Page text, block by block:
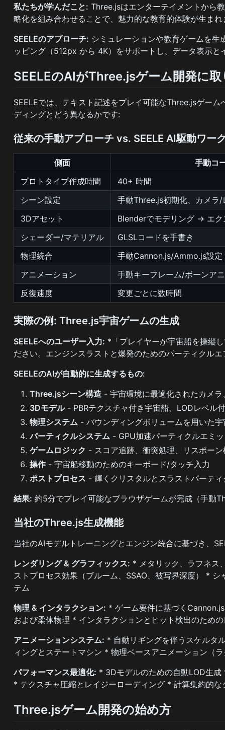
私たちが学んだこと: Three.jsはエンターテイメントから
略化を組み合わせることで、魅力的な教育的体験が生まれ
SEELEのアプローチ: シミュレーションや教育ゲームを
ッピング（512px から 4K）をサポートし、データ表示
SEELEのAIがThree.jsゲーム開発に
SEELEでは、テキスト記述をプレイ可能なThree.jsゲー
ディングとどう異なるかです:
従来の手動アプローチ vs. SEELE AI駆動ワー
側面
手動コ
プロトタイプ作成時間
40+ 時間
シーン設定
手動Three.js初期化、カメラ
3Dアセット
Blenderでモデリング → エ
シェーダー/マテリアル
GLSLコードを手書き
物理統合
手動Cannon.js/Ammo.js設定
アニメーション
手動キーフレーム/ボーンア
反復速度
変更ごとに数時間
実際の例: Three.js宇宙ゲームの生成
SEELEへのユーザー入力: *「プレイヤーが宇宙船を操縦
ださい。エンジンスラストと爆発のためのパーティクル
SEELEのAIが自動的に生成するもの:
Three.jsシーン構造 - 宇宙環境に最適化されたカメ
3Dモデル- PBRテクスチャ付き宇宙船、LODレベル
物理システム - バウンディングボリュームを用いた
パーティクルシステム - GPU加速パーティクルエミ
ゲームロジック - スコア追跡、衝突処理、リスポーン
操作- 宇宙船移動のためのキーボード/タッチ入力
ポストプロセス - 輝くクリスタルとスラストパーテ
結果: 約5分でプレイ可能なブラウザゲームが完成（手動
当社のThree.js生成機能
当社のAIモデルトレーニングとエンジン統合に基づき、
レンダリング & グラフィックス: * メタリック、ラフネス
ストプロセス効果（ブルーム、SSAO、被写界深度） *
テム
物理 & インタラクション: * ゲーム要件に基づく
および柔体物理 * インタラクションとヒット検出のため
アニメーションシステム: * 自動リギングを伴うスケルタ
ィングとステートマシン * 物理ベースアニメーション（
パフォーマンス最適化: * 3Dモデルのための自動LOD生
* テクスチャ圧縮とレイジーローディング * 計算集約的
Three.jsゲーム開発の始め方